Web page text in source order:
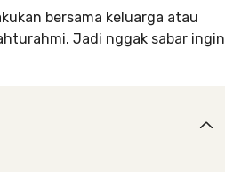
bersama keluarga atau
Jadi nggak sabar ingin